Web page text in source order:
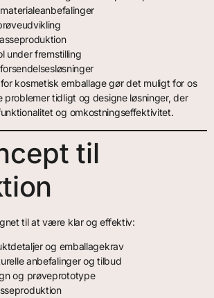
under fremstilling
kosmetisk emballage gør det muligt for os
problemer tidligt og designe løsninger, der
og omkostningseffektivitet.
til
til at være klar og effektiv:
og emballagekrav
anbefalinger og tilbud
og prøveprototype